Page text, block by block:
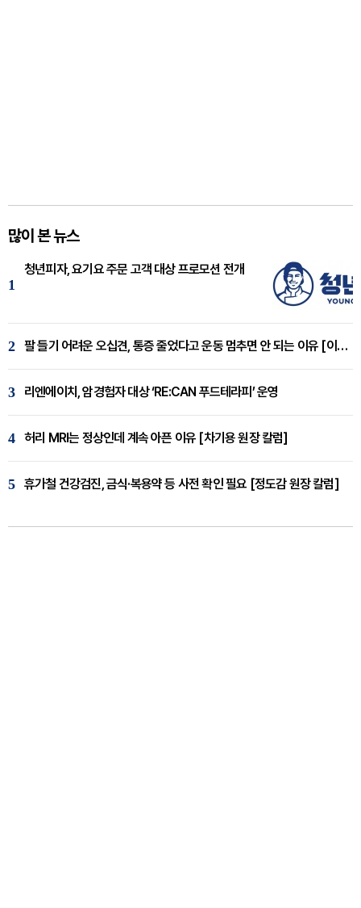
많이 본 뉴스
1
청년피자, 요기요 주문 고객 대상 프로모션 전개
2 팔 들기 어려운 오십견, 통증 줄었다고 운동 멈추면 안 되는 이유 [이병욱 원장 칼럼]
3 리엔에이치, 암경험자 대상 ‘RE:CAN 푸드테라피’ 운영
4 허리 MRI는 정상인데 계속 아픈 이유 [차기용 원장 칼럼]
5 휴가철 건강검진, 금식·복용약 등 사전 확인 필요 [정도감 원장 칼럼]